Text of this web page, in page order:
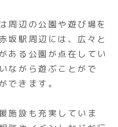
周辺の公園や遊び場を
坂駅周辺には、広々と
ある公園が点在してい
ながら遊ぶことがで
できます。
施設も充実していま